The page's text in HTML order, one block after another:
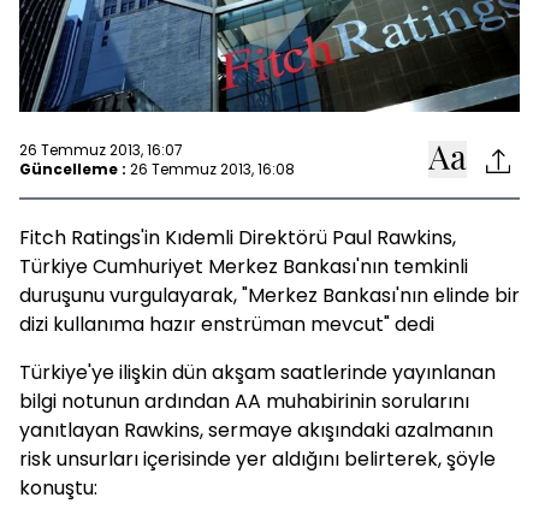
26 Temmuz 2013, 16:07
Güncelleme : 26 Temmuz 2013, 16:08
Fitch Ratings'in Kıdemli Direktörü Paul Rawkins,
Türkiye Cumhuriyet Merkez Bankası'nın temkinli
duruşunu vurgulayarak, "Merkez Bankası'nın elinde bir
dizi kullanıma hazır enstrüman mevcut" dedi
Türkiye'ye ilişkin dün akşam saatlerinde yayınlanan
bilgi notunun ardından AA muhabirinin sorularını
yanıtlayan Rawkins, sermaye akışındaki azalmanın
risk unsurları içerisinde yer aldığını belirterek, şöyle
konuştu: